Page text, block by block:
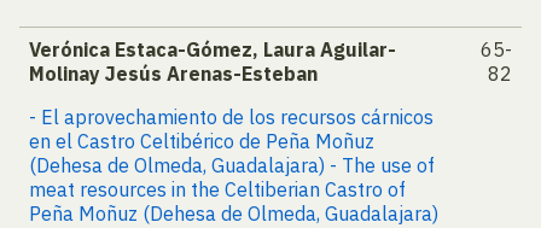
Verónica Estaca-Gómez, Laura Aguilar-
Molinay Jesús Arenas-Esteban
- El aprovechamiento de los recursos cárnicos
en el Castro Celtibérico de Peña Moñuz
(Dehesa de Olmeda, Guadalajara) - The use of
meat resources in the Celtiberian Castro of
Peña Moñuz (Dehesa de Olmeda, Guadalajara)
65-
82